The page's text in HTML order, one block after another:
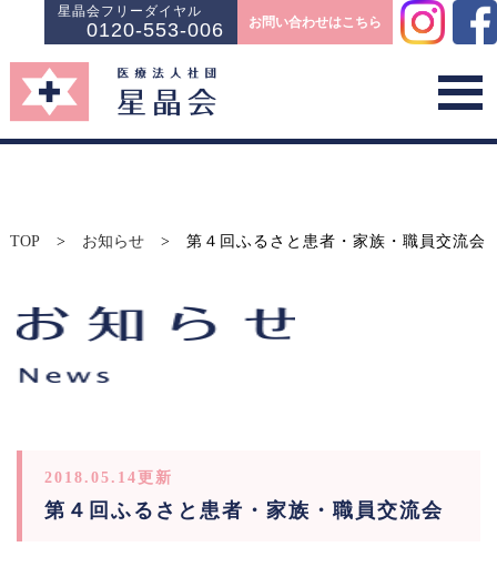
星晶会フリーダイヤル
0120-553-006 お問い合わせはこちら
TOP > お知らせ > 第４回ふるさと患者・家族・職員交流会
2018.05.14更新
第４回ふるさと患者・家族・職員交流会